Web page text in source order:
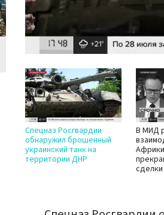
Спецназ Росгвардии
обнаружил брошенный
украинский танк на
территории ДНР
В МИД
сделки